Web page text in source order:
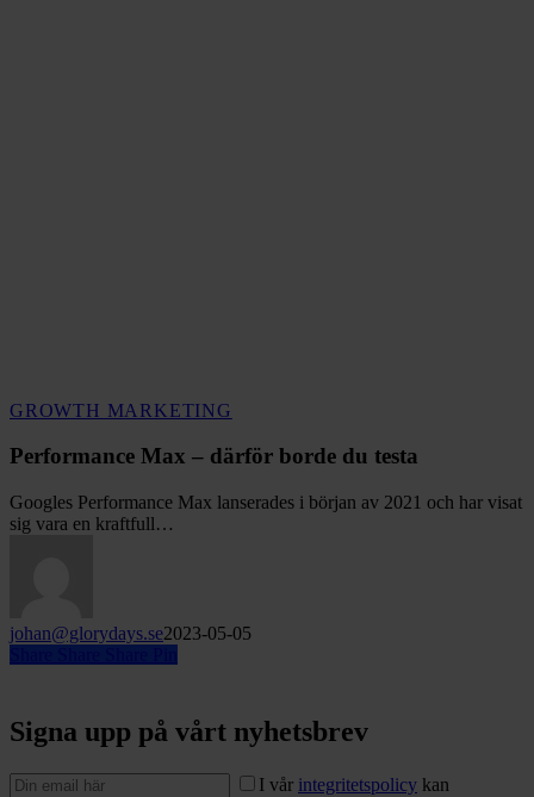
GROWTH MARKETING
–
borde
Performance Max – därför borde du testa
Googles Performance Max lanserades i början av 2021 och har visat
sig vara en kraftfull…
johan@glorydays.se2023-05-05
Signa upp på vårt nyhetsbrev
I vår integritetspolicy kan